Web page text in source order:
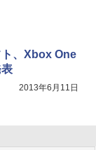
ト、Xbox One
2013年6月11日